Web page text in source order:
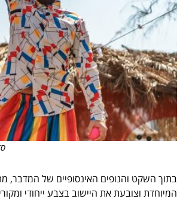
בתוך השקט והנופים האינסופיים של המדבר,
המיוחדת וצובעת את היישוב בצבע ייחודי